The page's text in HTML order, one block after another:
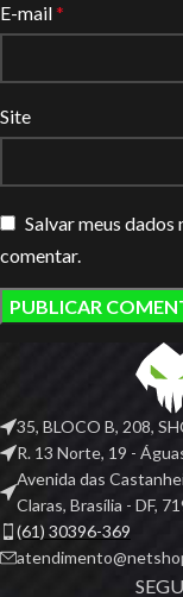
E-mail*
Site
Salvar meus dados
comentar.
35, BLOCO B, 208,
R. 13 Norte, 19 -
Avenida das
Claras, Brasília - DF,
(61) 30396-369